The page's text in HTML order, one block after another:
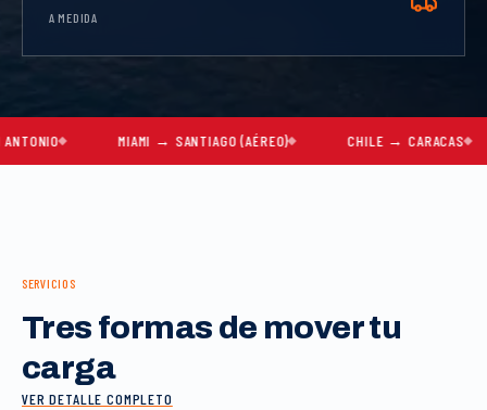
A MEDIDA
MIAMI → SANTIAGO (AÉREO) CHILE → CARACAS
SERVICIOS
Tres formas de mover tu
carga
VER DETALLE COMPLETO